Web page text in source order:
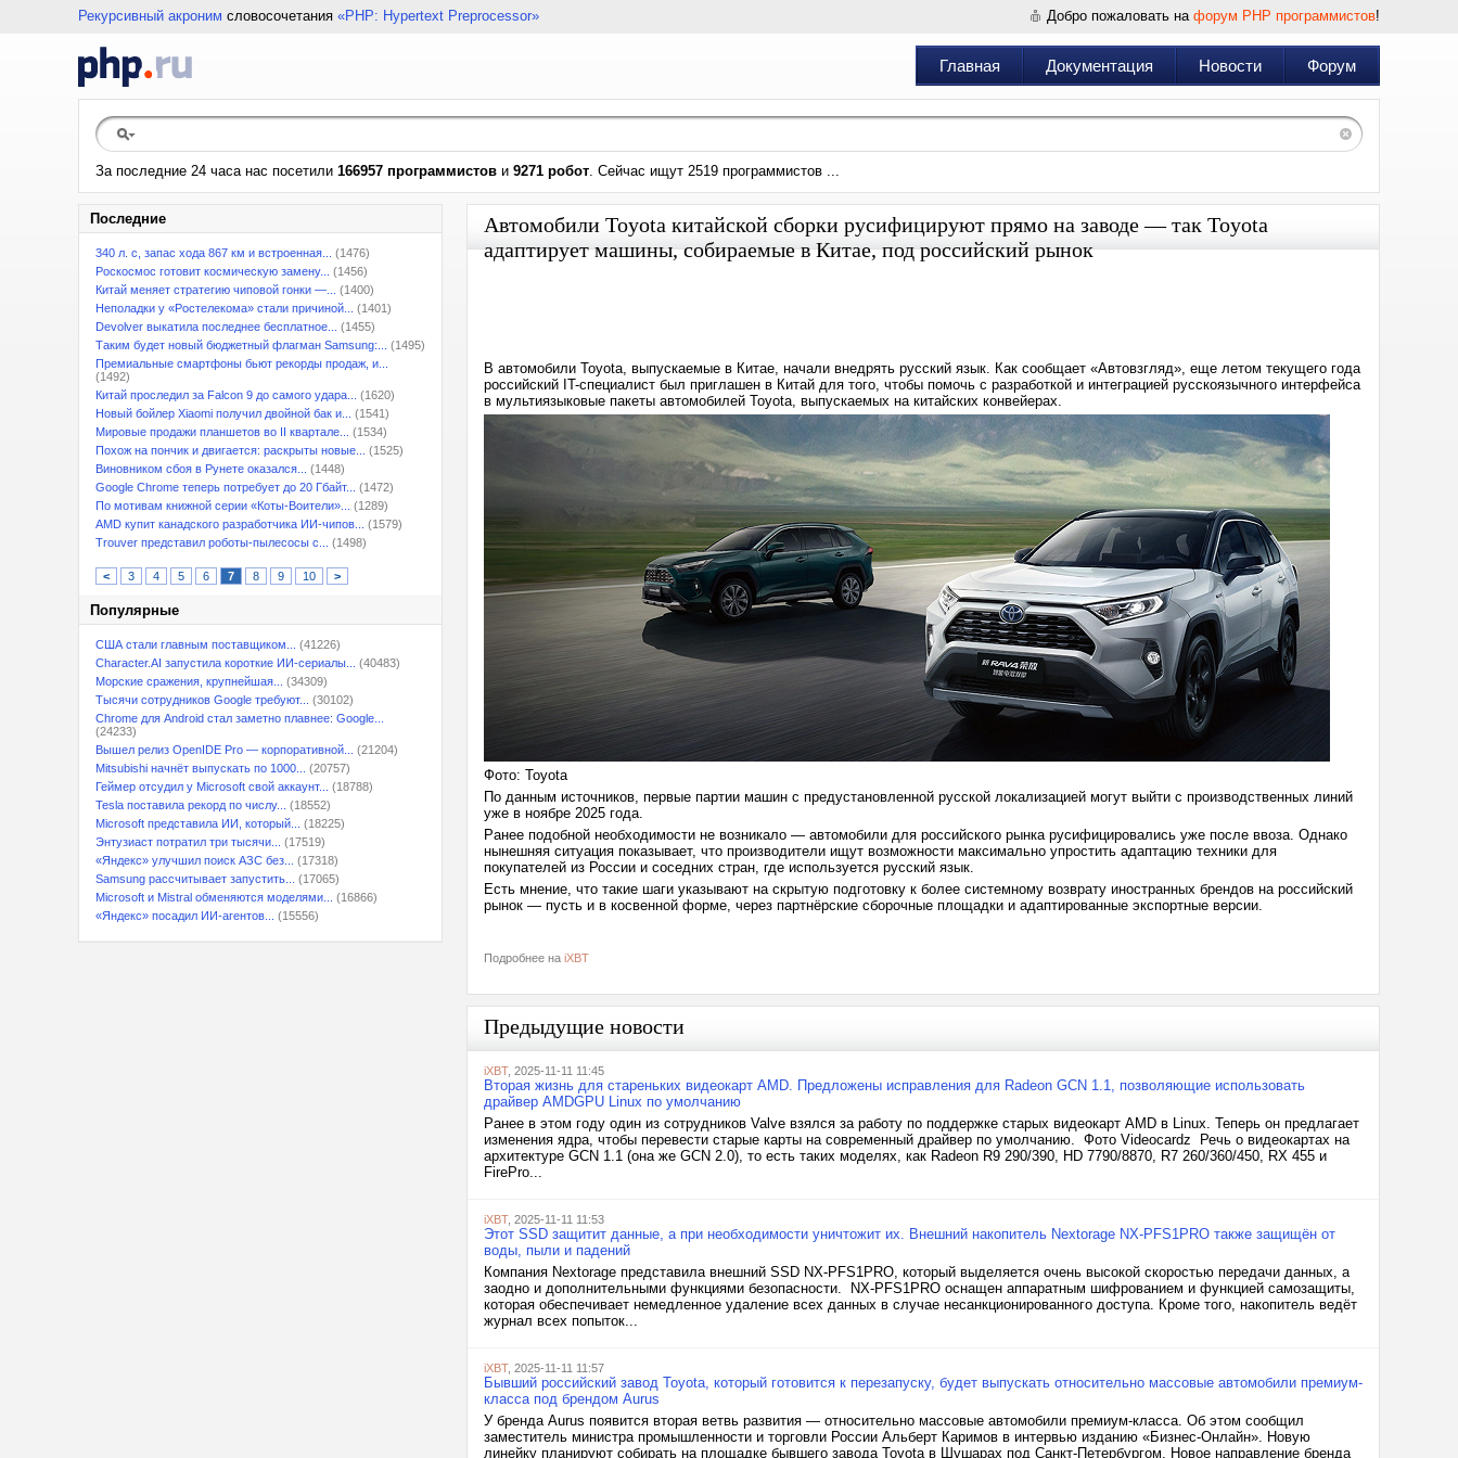
Рекурсивный акроним словосочетания «PHP: Hypertext Preprocessor» Добро пожаловать на форум PHP программистов!
Главная Документация Новости Форум
За последние 24 часа нас посетили 166957 программистов и 9271 робот. Сейчас ищут 2519 программистов ...
Последние
340 л. с, запас хода 867 км и встроенная...
(1476)
Роскосмос готовит космическую замену...
(1456)
Китай меняет стратегию чиповой гонки —...
(1400)
Неполадки у «Ростелекома» стали причиной...
(1401)
Devolver выкатила последнее бесплатное...
(1455)
Таким будет новый бюджетный флагман Samsung:...
(1495)
Премиальные смартфоны бьют рекорды продаж, и...
(1492)
Китай проследил за Falcon 9 до самого удара...
(1620)
Новый бойлер Xiaomi получил двойной бак и...
(1541)
Мировые продажи планшетов во II квартале...
(1534)
Похож на пончик и двигается: раскрыты новые...
(1525)
Виновником сбоя в Рунете оказался...
(1448)
Google Chrome теперь потребует до 20 Гбайт...
(1472)
По мотивам книжной серии «Коты-Воители»...
(1289)
AMD купит канадского разработчика ИИ-чипов...
(1579)
Trouver представил роботы-пылесосы с...
(1498)
< 3 4 5 6 7 8 9 10 >
Популярные
США стали главным поставщиком...
(41226)
Character.AI запустила короткие ИИ-сериалы...
(40483)
Морские сражения, крупнейшая...
(34309)
Тысячи сотрудников Google требуют...
(30102)
Chrome для Android стал заметно плавнее: Google...
(24233)
Вышел релиз OpenIDE Pro — корпоративной...
(21204)
Mitsubishi начнёт выпускать по 1000...
(20757)
Геймер отсудил у Microsoft свой аккаунт...
(18788)
Tesla поставила рекорд по числу...
(18552)
Microsoft представила ИИ, который...
(18225)
Энтузиаст потратил три тысячи...
(17519)
«Яндекс» улучшил поиск АЗС без...
(17318)
Samsung рассчитывает запустить...
(17065)
Microsoft и Mistral обменяются моделями...
(16866)
«Яндекс» посадил ИИ-агентов...
(15556)
Автомобили Toyota китайской сборки русифицируют прямо на заводе — так Toyota
адаптирует машины, собираемые в Китае, под российский рынок
В автомобили Toyota, выпускаемые в Китае, начали внедрять русский язык. Как сообщает «Автовзгляд», еще летом текущего года
российский IT-специалист был приглашен в Китай для того, чтобы помочь с разработкой и интеграцией русскоязычного интерфейса
в мультиязыковые пакеты автомобилей Toyota, выпускаемых на китайских конвейерах.
Фото: Toyota
По данным источников, первые партии машин с предустановленной русской локализацией могут выйти с производственных линий
уже в ноябре 2025 года.
Ранее подобной необходимости не возникало — автомобили для российского рынка русифицировались уже после ввоза. Однако
нынешняя ситуация показывает, что производители ищут возможности максимально упростить адаптацию техники для
покупателей из России и соседних стран, где используется русский язык.
Есть мнение, что такие шаги указывают на скрытую подготовку к более системному возврату иностранных брендов на российский
рынок — пусть и в косвенной форме, через партнёрские сборочные площадки и адаптированные экспортные версии.
Подробнее на iXBT
Предыдущие новости
iXBT, 2025-11-11 11:45
Вторая жизнь для стареньких видеокарт AMD. Предложены исправления для Radeon GCN 1.1, позволяющие использовать
драйвер AMDGPU Linux по умолчанию
Ранее в этом году один из сотрудников Valve взялся за работу по поддержке старых видеокарт AMD в Linux. Теперь он предлагает
изменения ядра, чтобы перевести старые карты на современный драйвер по умолчанию. Фото Videocardz Речь о видеокартах на
архитектуре GCN 1.1 (она же GCN 2.0), то есть таких моделях, как Radeon R9 290/390, HD 7790/8870, R7 260/360/450, RX 455 и
FirePro...
iXBT, 2025-11-11 11:53
Этот SSD защитит данные, а при необходимости уничтожит их. Внешний накопитель Nextorage NX-PFS1PRO также защищён от
воды, пыли и падений
Компания Nextorage представила внешний SSD NX-PFS1PRO, который выделяется очень высокой скоростью передачи данных, а
заодно и дополнительными функциями безопасности. NX-PFS1PRO оснащен аппаратным шифрованием и функцией самозащиты,
которая обеспечивает немедленное удаление всех данных в случае несанкционированного доступа. Кроме того, накопитель ведёт
журнал всех попыток...
iXBT, 2025-11-11 11:57
Бывший российский завод Toyota, который готовится к перезапуску, будет выпускать относительно массовые автомобили премиум-
класса под брендом Aurus
У бренда Aurus появится вторая ветвь развития — относительно массовые автомобили премиум-класса. Об этом сообщил
заместитель министра промышленности и торговли России Альберт Каримов в интервью изданию «Бизнес-Онлайн». Новую
линейку планируют собирать на площадке бывшего завода Toyota в Шушарах под Санкт-Петербургом. Новое направление бренда